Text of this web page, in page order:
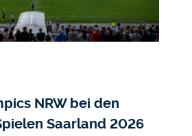
NRW bei den
Saarland 2026